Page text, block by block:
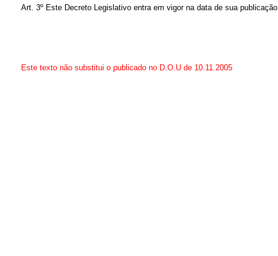
Art. 3º Este Decreto Legislativo entra em vigor na data de sua publicação.
Este texto não substitui o publicado no D.O.U de 10.11.2005